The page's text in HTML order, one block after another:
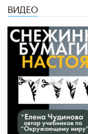
ВИДЕО